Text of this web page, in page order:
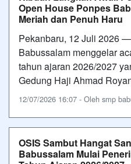
Open House Ponpes
Meriah dan Penuh Haru
Pekanbaru, 12 Juli 2026
Babussalam menggelar
tahun ajaran 2026/2027
Gedung Haji Ahmad
12/07/2026 16:07 - Oleh smp
OSIS Sambut Hangat
Babussalam Mulai